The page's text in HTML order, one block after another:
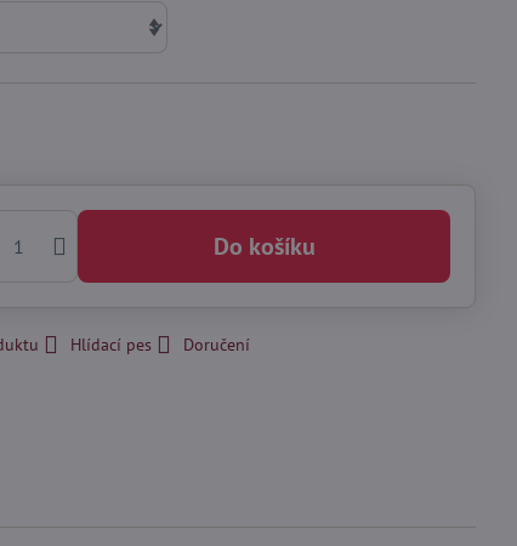
Do košíku
Hlídací pes Doručení